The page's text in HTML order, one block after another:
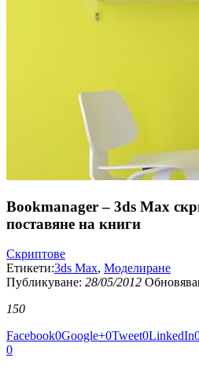
Bookmanager – 3ds Max
поставяне на книги
Скриптове
Етикети:3ds Max, Моделиране
Публикуванe: 28/05/2012
150
Facebook0Google+0Tweet0LinkedIn
0